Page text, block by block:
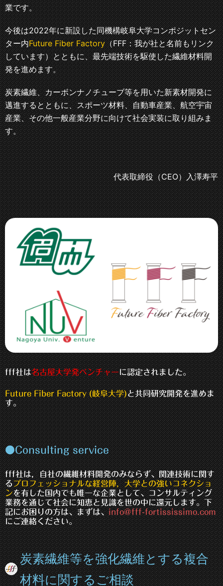
業です。
今後は2022年に新設した同機構岐阜大学コンポジットセン
ター内Future Fiber Factory（FFF：我が社と名前もリンク
しています）とともに、最先端技術を駆使した繊維材料開
発を進めます。
炭素繊維、カーボンナノチューブ等を用いた新素材開発に
邁進するとともに、スポーツ材料、自動車産業、航空宇宙
産業、その他一般産業分野に向けて社会実装に取り組みま
す。
代表取締役（CEO）入澤寿平
fff社は名古屋大学発ベンチャーに認定されました。
Future Fiber Factory (岐阜大学)と共同研究開発を進めま
す。
●Consulting service
fff社は，自社の繊維材料開発のみならず、関連技術に関す
るプロフェッショナルな経営陣，大学との強いコネクショ
ンを有した国内でも唯一な企業として、コンサルティング
業務を通じて社会に知恵と見識を世の中に還元します。下
記にお困りの方は、まずは、info@fff-fortississimo.com
にご連絡ください。
炭素繊維等を強化繊維とする複合
材料に関するご相談